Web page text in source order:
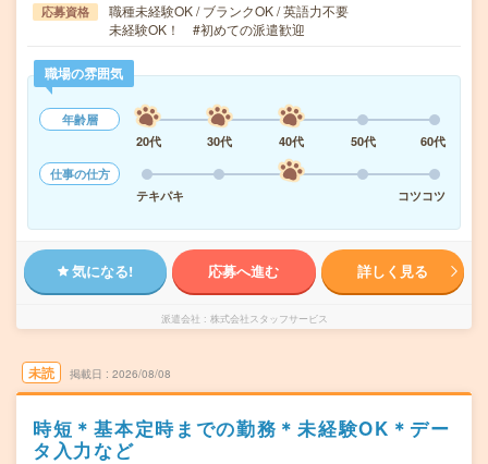
応募資格
職種未経験OK / ブランクOK / 英語力不要
未経験OK！ #初めての派遣歓迎
職場の雰囲気
年齢層
20代
30代 40代 50代
60代
仕事の仕方
テキパキ
コツコツ
気になる! 応募へ進む 詳しく見る
派遣会社 株式会社スタッフサービス
未読 掲載日 2026/08/08
時短＊基本定時までの勤務＊未経験OK＊デー
タ入力など